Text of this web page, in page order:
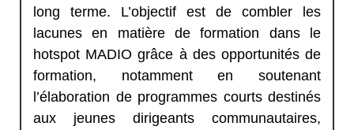
long terme. L’objectif est de combler les
lacunes en matière de formation dans le
hotspot MADIO grâce à des opportunités de
formation, notamment en soutenant
l’élaboration de programmes courts destinés
aux jeunes dirigeants communautaires,